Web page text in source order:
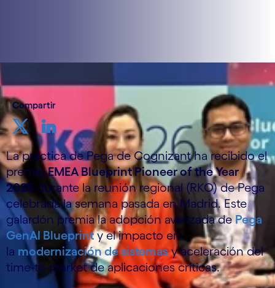
Compartir
La práctica de Pega de Cognizant ha recibido el
premioEMEA Blueprint Pioneer of the Year
2025 durante la reunión regional (RKO) de Pega
celebrada la semana pasada en Madrid. Este
galardón premia la adopción avanzada dePega
GenAI Blueprinty el impacto en
la modernización de sistemasy aceleración del
time‑to‑market de aplicaciones críticas.